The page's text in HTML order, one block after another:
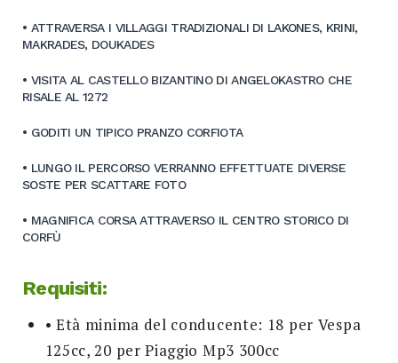
• ATTRAVERSA I VILLAGGI TRADIZIONALI DI LAKONES, KRINI,
MAKRADES, DOUKADES
• VISITA AL CASTELLO BIZANTINO DI ANGELOKASTRO CHE
RISALE AL 1272
• GODITI UN TIPICO PRANZO CORFIOTA
• LUNGO IL PERCORSO VERRANNO EFFETTUATE DIVERSE
SOSTE PER SCATTARE FOTO
• MAGNIFICA CORSA ATTRAVERSO IL CENTRO STORICO DI
CORFÙ
Requisiti:
• Età minima del conducente: 18 per Vespa
125cc, 20 per Piaggio Mp3 300cc